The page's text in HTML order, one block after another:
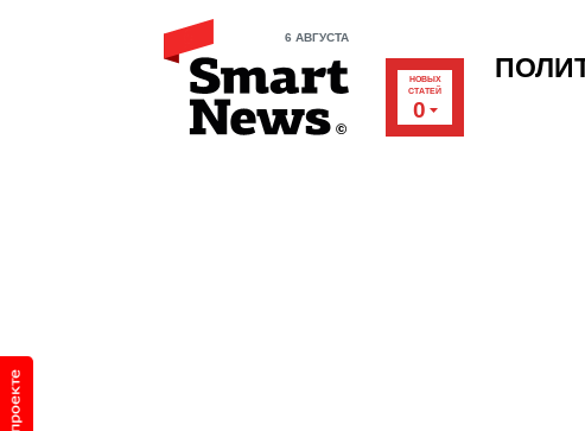
6 АВГУСТА
НОВЫХ
СТАТЕЙ
0